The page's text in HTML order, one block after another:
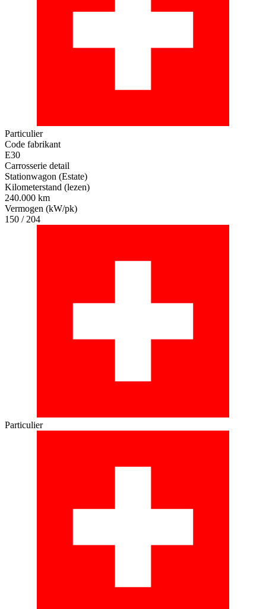
Particulier
Code fabrikant
E30
Carrosserie detail
Stationwagon (Estate)
Kilometerstand (lezen)
240.000 km
Vermogen (kW/pk)
150 / 204
Particulier